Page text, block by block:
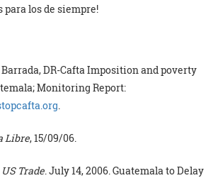
para los de siempre!
DR-Cafta Imposition and poverty
Monitoring Report:
Libre, 15/09/06.
Trade . July 14, 2006. Guatemala to Delay